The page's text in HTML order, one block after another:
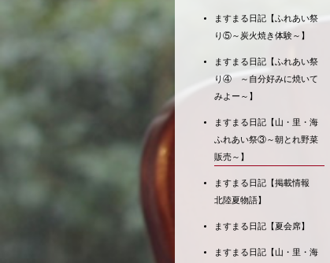
ますまる日記【ふれあい祭
り⑤～炭火焼き体験～】
ますまる日記【ふれあい祭
り④ ～自分好みに焼いて
みよー～】
ますまる日記【山・里・海
ふれあい祭③～朝とれ野菜
販売～】
ますまる日記【掲載情報
北陸夏物語】
ますまる日記【夏会席】
ますまる日記【山・里・海